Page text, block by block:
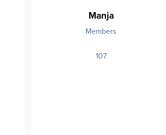
Manja
Members
107posts